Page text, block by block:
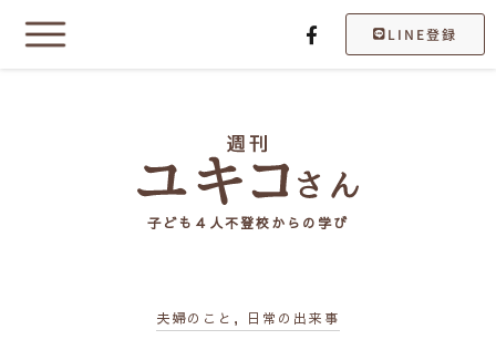
LINE登録
子ども４人不登校からの学び
夫婦のこと , 日常の出来事